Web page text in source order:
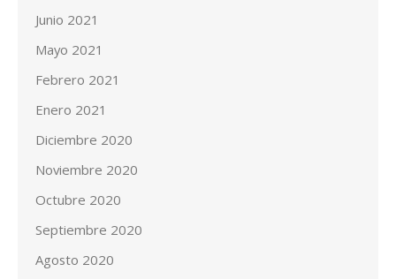
Junio 2021
Mayo 2021
Febrero 2021
Enero 2021
Diciembre 2020
Noviembre 2020
Octubre 2020
Septiembre 2020
Agosto 2020